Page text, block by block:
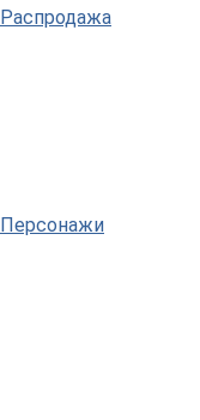
Распродажа
Персонажи